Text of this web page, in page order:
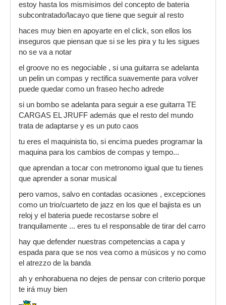
El tema está en que yo quiero comenzar a
utilizar también el metrónomo en directo para ir
siempre a tiempo y también para estar más
seguro y relajado. Mi grupo se opone alegando
que "no les oigo" y que si a alguno se le pira yo
alguien se le pira es él quien debe seguirme a
mi, pero por algún extraño motivo no están
deacuerdo.
Dentro de nuestros propios temas hay cambios
de tempo y de compás (no es problema para mi
metrónomo).
Son buena gente y algunos tienen muchas más
tablas que yo, pero sus argumentos no me
convencen, aunque la opinión de 5 contra 1 me
hace dudar y ya no se qué pensar.
Que opináis vosotros, ¿metrónomo en directo si
o no?
estoy hasta los mismisimos del concepto de bateria
subcontratado/lacayo que tiene que seguir al resto
haces muy bien en apoyarte en el click, son ellos los
inseguros que piensan que si se les pira y tu les sigues
no se va a notar
el groove no es negociable , si una guitarra se adelanta
un pelin un compas y rectifica suavemente para volver
puede quedar como un fraseo hecho adrede
si un bombo se adelanta para seguir a ese guitarra TE
CARGAS EL JRUFF además que el resto del mundo
trata de adaptarse y es un puto caos
tu eres el maquinista tio, si encima puedes programar la
maquina para los cambios de compas y tempo...
que aprendan a tocar con metronomo igual que tu tienes
que aprender a sonar musical
pero vamos, salvo en contadas ocasiones , excepciones
como un trio/cuarteto de jazz en los que el bajista es un
reloj y el bateria puede recostarse sobre el
tranquilamente ... eres tu el responsable de tirar del carro
hay que defender nuestras competencias a capa y
espada para que se nos vea como a músicos y no como
el atrezzo de la banda
ah y enhorabuena no dejes de pensar con criterio porque
te irá muy bien